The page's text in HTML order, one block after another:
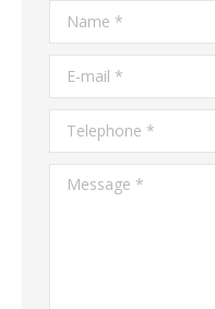
Name *
E-mail *
Telephone *
Message *